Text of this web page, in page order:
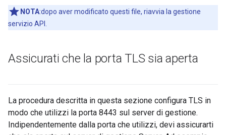
NOTA:dopo aver modificato questi file, riavvia la gestione
servizio API.
Assicurati che la porta TLS sia aperta
La procedura descritta in questa sezione configura TLS in
modo che utilizzi la porta 8443 sul server di gestione.
Indipendentemente dalla porta che utilizzi, devi assicurarti